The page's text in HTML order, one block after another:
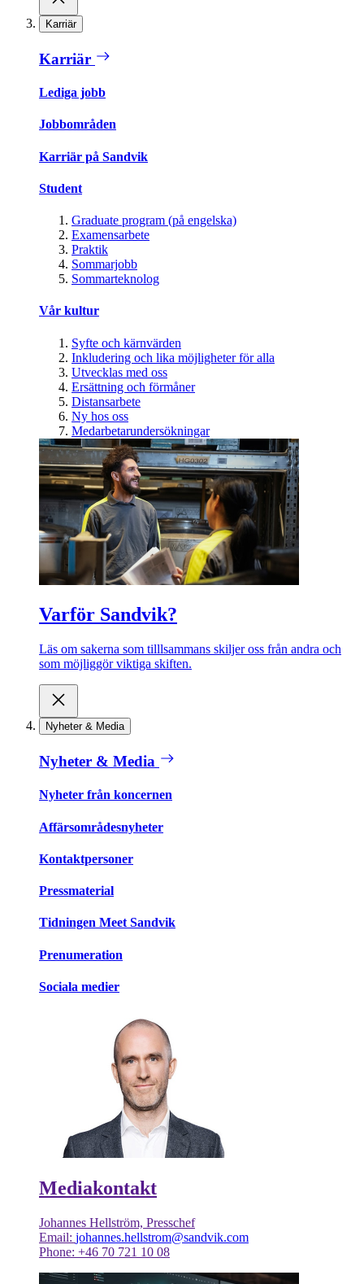
Karriär
Karriär
Lediga jobb
Jobbområden
Karriär på Sandvik
Student
Graduate program (på engelska)
Examensarbete
Praktik
Sommarjobb
Sommarteknolog
Vår kultur
Syfte och kärnvärden
Inkludering och lika möjligheter för alla
Utvecklas med oss
Ersättning och förmåner
Distansarbete
Ny hos oss
Medarbetarundersökningar
Varför Sandvik?
Läs om sakerna som tilllsammans skiljer oss från andra och
som möjliggör viktiga skiften.
Nyheter & Media
Nyheter & Media
Nyheter från koncernen
Affärsområdesnyheter
Kontaktpersoner
Pressmaterial
Tidningen Meet Sandvik
Prenumeration
Sociala medier
Mediakontakt
Johannes Hellström, Presschef
Email: johannes.hellstrom@sandvik.com
Phone: +46 70 721 10 08